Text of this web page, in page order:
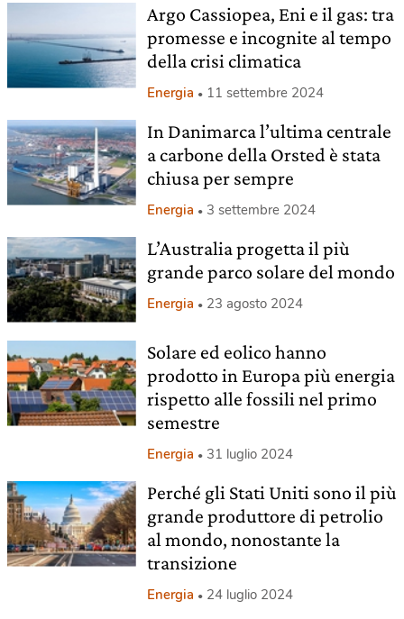
Argo Cassiopea, Eni e il gas: tra
promesse e incognite al tempo
della crisi climatica
Energia 11 settembre 2024
In Danimarca l’ultima centrale
a carbone della Orsted è stata
chiusa per sempre
Energia 3 settembre 2024
L’Australia progetta il più
grande parco solare del mondo
Energia 23 agosto 2024
Solare ed eolico hanno
prodotto in Europa più energia
rispetto alle fossili nel primo
semestre
Energia 31 luglio 2024
Perché gli Stati Uniti sono il più
grande produttore di petrolio
al mondo, nonostante la
transizione
Energia 24 luglio 2024